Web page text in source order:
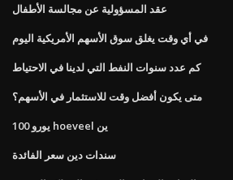
عقد المسؤولية عن مجالسة الأطفال
في أي وقت يغلق سوق الأسهم الأمريكية اليوم
كم عدد سنوات النفط التي لدينا في الاحتياط
متى يكون أفضل وقت للاستثمار في الأسهم؟
100 يورو hoeveel ين
سندات دين سعر الفائدة